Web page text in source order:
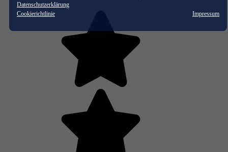
Datenschutzerklärung
Cookierichtlinie
Impressum